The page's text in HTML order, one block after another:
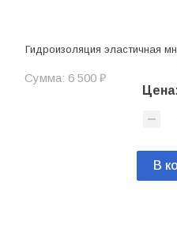
Гидроизоляция эластичная
Сумма: 6 500 ₽
В